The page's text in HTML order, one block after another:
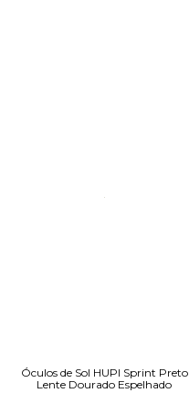
Óculos de Sol HUPI Sprint Preto
Lente Dourado Espelhado